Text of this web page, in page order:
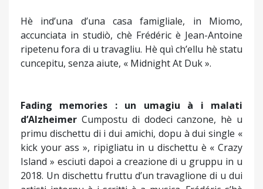
Hè ind’una d’una casa famigliale, in Miomo,
accunciata in studiò, chè Frédéric è Jean-Antoine
ripetenu fora di u travagliu. Hè quì ch’ellu hè statu
cuncepitu, senza aiute, « Midnight At Duk ».
Fading memories : un umagiu à i malati
d’Alzheimer Cumpostu di dodeci canzone, hè u
primu dischettu di i dui amichi, dopu à dui single «
kick your ass », ripigliatu in u dischettu è « Crazy
Island » esciuti dapoi a creazione di u gruppu in u
2018. Un dischettu fruttu d’un travaglione di u dui